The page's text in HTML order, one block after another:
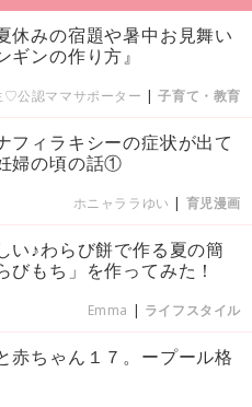
休みの宿題や暑中お見舞い
ギンの作り方』
♡公認ママサポーター |子育て・教育
フィラキシーの症状が出て
婦の頃の話①
ホニャララゆい | 育児漫画
い♪わらび餅で作る夏の簡
びもち」を作ってみた！
Emma | ライフスタイル
赤ちゃん１７。ープール格